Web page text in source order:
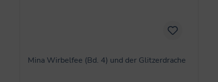
Mina Wirbelfee (Bd. 4) und der Glitzerdrache